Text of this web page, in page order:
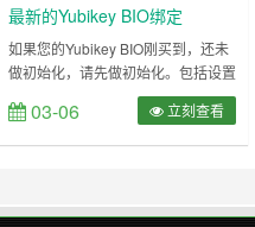
最新的Yubikey BIO绑定
Google帐号做二次认证
如果您的Yubikey BIO刚买到，还未
做初始化，请先做初始化。包括设置
PIN密码保护及绑定自己的指纹。请
参考：Freelink：用Chrome管理
Yubikey BIO指纹? 1、登录Google
Google Account” 2、点左侧”
03-06 立刻查看